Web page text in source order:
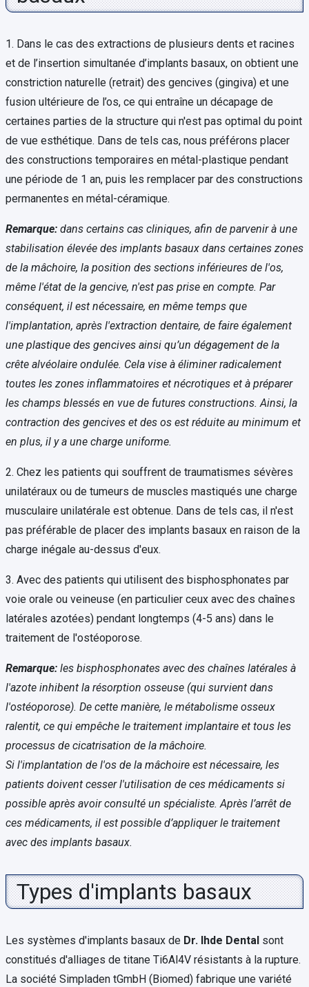
1. Dans le cas des extractions de plusieurs dents et racines
et de l’insertion simultanée d’implants basaux, on obtient une
constriction naturelle (retrait) des gencives (gingiva) et une
fusion ultérieure de l’os, ce qui entraîne un décapage de
certaines parties de la structure qui n'est pas optimal du point
de vue esthétique. Dans de tels cas, nous préférons placer
des constructions temporaires en métal-plastique pendant
une période de 1 an, puis les remplacer par des constructions
permanentes en métal-céramique.
Remarque: dans certains cas cliniques, afin de parvenir à une
stabilisation élevée des implants basaux dans certaines zones
de la mâchoire, la position des sections inférieures de l'os,
même l'état de la gencive, n'est pas prise en compte. Par
conséquent, il est nécessaire, en même temps que
l'implantation, après l'extraction dentaire, de faire également
une plastique des gencives ainsi qu’un dégagement de la
crête alvéolaire ondulée. Cela vise à éliminer radicalement
toutes les zones inflammatoires et nécrotiques et à préparer
les champs blessés en vue de futures constructions. Ainsi, la
contraction des gencives et des os est réduite au minimum et
en plus, il y a une charge uniforme.
2. Chez les patients qui souffrent de traumatismes sévères
unilatéraux ou de tumeurs de muscles mastiqués une charge
musculaire unilatérale est obtenue. Dans de tels cas, il n'est
pas préférable de placer des implants basaux en raison de la
charge inégale au-dessus d'eux.
3. Avec des patients qui utilisent des bisphosphonates par
voie orale ou veineuse (en particulier ceux avec des chaînes
latérales azotées) pendant longtemps (4-5 ans) dans le
traitement de l'ostéoporose.
Remarque: les bisphosphonates avec des chaînes latérales à
l'azote inhibent la résorption osseuse (qui survient dans
l'ostéoporose). De cette manière, le métabolisme osseux
ralentit, ce qui empêche le traitement implantaire et tous les
processus de cicatrisation de la mâchoire.
Si l'implantation de l'os de la mâchoire est nécessaire, les
patients doivent cesser l'utilisation de ces médicaments si
possible après avoir consulté un spécialiste. Après l’arrêt de
ces médicaments, il est possible d’appliquer le traitement
avec des implants basaux.
Types d'implants basaux
Les systèmes d'implants basaux de Dr. Ihde Dental sont
constitués d'alliages de titane Ti6Al4V résistants à la rupture.
La société Simpladen tGmbH (Biomed) fabrique une variété